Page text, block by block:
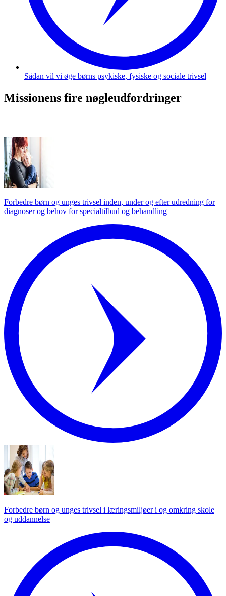
Sådan vil vi øge børns psykiske, fysiske og sociale trivsel
Missionens fire nøgleudfordringer
Forbedre børn og unges trivsel inden, under og efter udredning for
diagnoser og behov for specialtilbud og behandling
Forbedre børn og unges trivsel i læringsmiljøer i og omkring skole
og uddannelse